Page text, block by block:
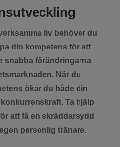
liv behöver du
din kompetens för att
snabba förändringarna
När du
ökar du både din
Ta hjälp
att få en skräddarsydd
personlig tränare.